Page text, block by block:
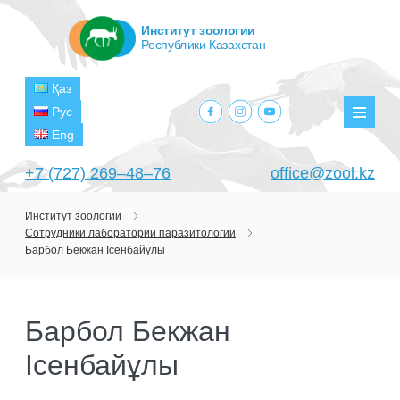
+7 (727) 269‒48‒76 office@zool.kz
Қаз
Рус
Eng
facebook.com
instagram.com
youtube.com
Институт зоологии
Республики Казахстан
ГЛАВНАЯ
РУКОВОДСТВО
СТРУКТУРА
ЛАБОРАТОРИИ
ЛАБОРАТОРИЯ ТЕРИОЛОГИИ
НАУЧНО-ИССЛЕДОВАТЕЛЬСКИЕ
ПРОЕКТЫ
Институт зоологии
Сотрудники лаборатории паразитологии
Барбол Бекжан Iсенбайұлы
Барбол Бекжан
Iсенбайұлы